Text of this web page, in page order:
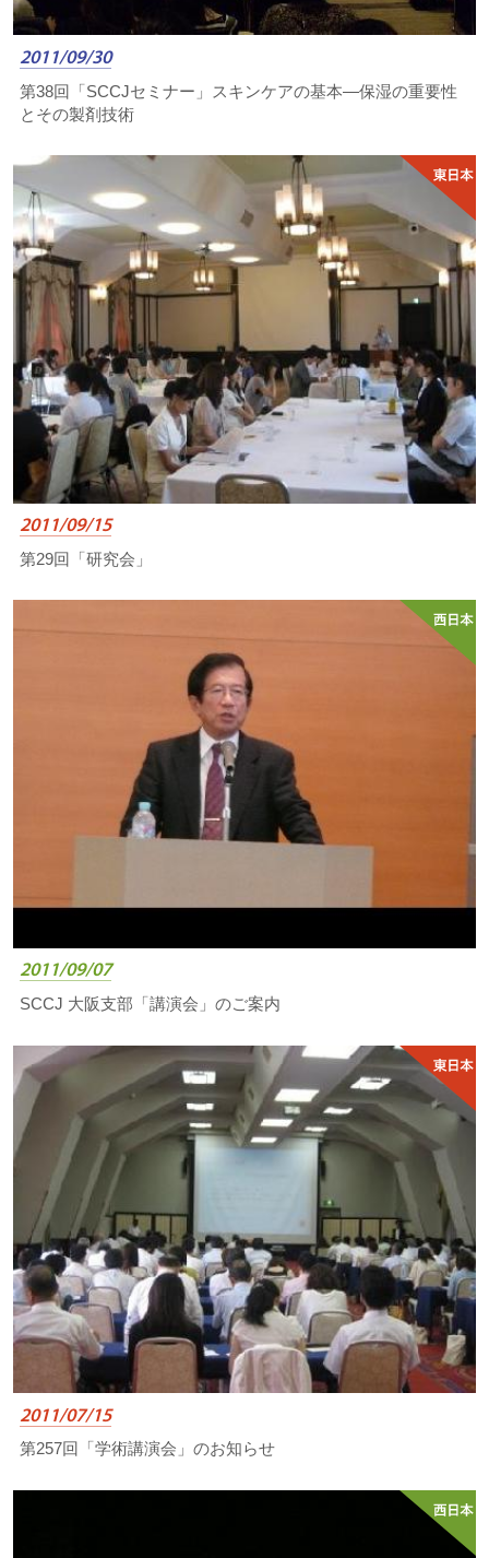
2011/09/30
第38回「SCCJセミナー」スキンケアの基本―保湿の重要性
とその製剤技術
2011/09/15
第29回「研究会」
2011/09/07
SCCJ 大阪支部「講演会」のご案内
2011/07/15
第257回「学術講演会」のお知らせ